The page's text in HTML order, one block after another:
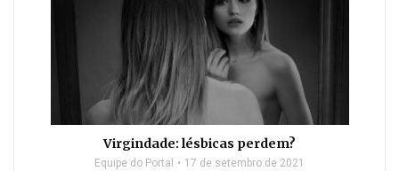
Virgindade: lésbicas perdem?
Equipe do Portal 17 de setembro de 2021